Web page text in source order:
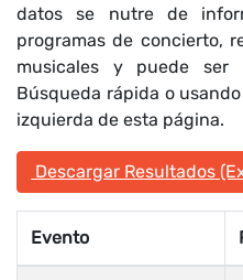
datos se nutre de
programas de concierto,
musicales y puede
Búsqueda rápida o
izquierda de esta página.
Descargar Resultados
Evento